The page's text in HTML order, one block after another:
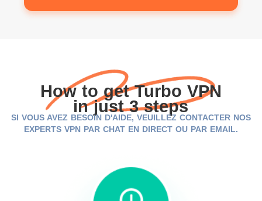
How to get Turbo VPN
in just 3 steps
SI VOUS AVEZ BESOIN D'AIDE, VEUILLEZ CONTACTER NOS
EXPERTS VPN PAR CHAT EN DIRECT OU PAR EMAIL.